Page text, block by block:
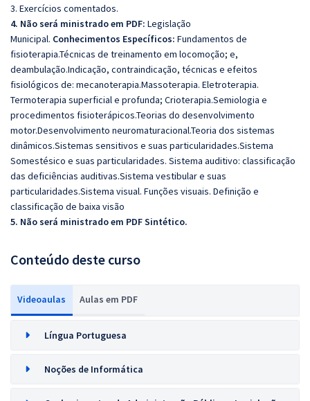
3. Exercícios comentados.
4. Não será ministrado em PDF: Legislação
Municipal. Conhecimentos Específicos: Fundamentos de
fisioterapia.Técnicas de treinamento em locomoção; e,
deambulação.Indicação, contraindicação, técnicas e efeitos
fisiológicos de: mecanoterapia.Massoterapia. Eletroterapia.
Termoterapia superficial e profunda; Crioterapia.Semiologia e
procedimentos fisioterápicos.Teorias do desenvolvimento
motor.Desenvolvimento neuromaturacional.Teoria dos sistemas
dinâmicos.Sistemas sensitivos e suas particularidades.Sistema
Somestésico e suas particularidades. Sistema auditivo: classificação
das deficiências auditivas.Sistema vestibular e suas
particularidades.Sistema visual. Funções visuais. Definição e
classificação de baixa visão
5. Não será ministrado em PDF Sintético.
Conteúdo deste curso
Videoaulas Aulas em PDF
Língua Portuguesa
Noções de Informática